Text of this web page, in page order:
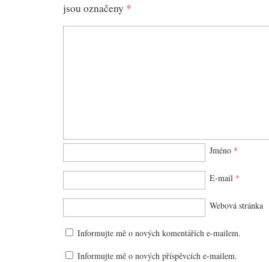
jsou označeny *
Jméno *
E-mail *
Webová stránka
Informujte mě o nových komentářích e-mailem.
Informujte mě o nových příspěvcích e-mailem.